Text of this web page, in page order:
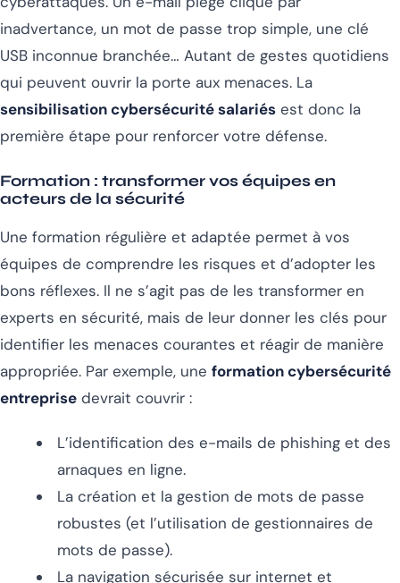
inadvertance, un mot de passe trop simple, une clé
USB inconnue branchée… Autant de gestes quotidiens
qui peuvent ouvrir la porte aux menaces. La
sensibilisation cybersécurité salariés est donc la
première étape pour renforcer votre défense.
Formation : transformer vos équipes en
acteurs de la sécurité
Une formation régulière et adaptée permet à vos
équipes de comprendre les risques et d’adopter les
bons réflexes. Il ne s’agit pas de les transformer en
experts en sécurité, mais de leur donner les clés pour
identifier les menaces courantes et réagir de manière
appropriée. Par exemple, une formation cybersécurité
entreprise devrait couvrir :
L’identification des e-mails de phishing et des
arnaques en ligne.
La création et la gestion de mots de passe
robustes (et l’utilisation de gestionnaires de
mots de passe).
La navigation sécurisée sur internet et